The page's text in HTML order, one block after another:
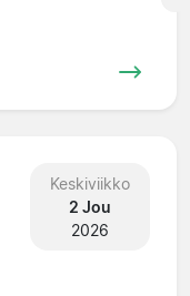
Keskiviikko
2 Jou
2026